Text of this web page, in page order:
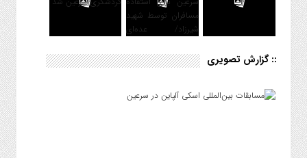
:: گزارش تصویری